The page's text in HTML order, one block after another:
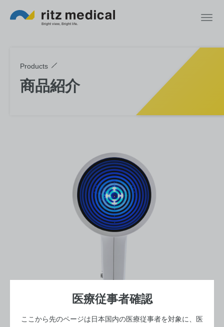
医療従事者確認
ここから先のページは日本国内の医療従事者を対象に、医
Products
商品紹介